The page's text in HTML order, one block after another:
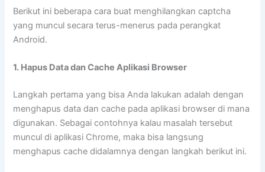
Berikut ini beberapa cara buat menghilangkan captcha
yang muncul secara terus-menerus pada perangkat
Android.
1. Hapus Data dan Cache Aplikasi Browser
Langkah pertama yang bisa Anda lakukan adalah dengan
menghapus data dan cache pada aplikasi browser di mana
digunakan. Sebagai contohnya kalau masalah tersebut
muncul di aplikasi Chrome, maka bisa langsung
menghapus cache didalamnya dengan langkah berikut ini.